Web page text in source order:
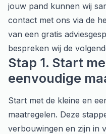
jouw pand kunnen wij
contact met ons via de
van een gratis
bespreken wij de
Stap 1. Start
eenvoudige
Start met de kleine en
maatregelen. Deze
verbouwingen en zijn in